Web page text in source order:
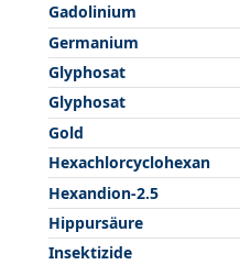
Gadolinium
Germanium
Glyphosat
Glyphosat
Gold
Hexachlorcyclohexan
Hexandion-2.5
Hippursäure
Insektizide